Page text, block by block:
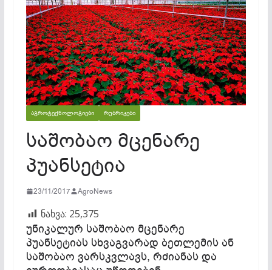
ᲐᲒᲠᲝᲢᲔᲥᲜᲝᲚᲝᲒᲘᲔᲑᲘ ᲠᲣᲑᲠᲘᲙᲔᲑᲘ
საშობაო მცენარე
პუანსეტია
23/11/2017 AgroNews
ნახვა: 25,375
უნიკალურ საშობაო მცენარე
პუანსეტიას სხვაგვარად ბეთლემის ან
საშობაო ვარსკვლავს, რძიანას და